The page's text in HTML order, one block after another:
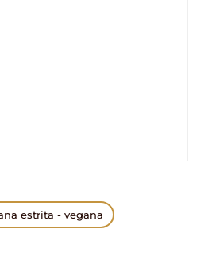
estrita - vegana